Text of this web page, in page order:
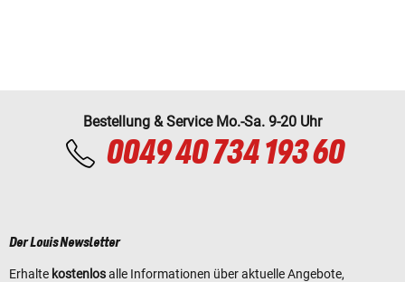
Bestellung & Service Mo.-Sa. 9-20 Uhr
0049 40 734 193 60
Der Louis Newsletter
Erhalte kostenlosalle Informationen über aktuelle Angebote,